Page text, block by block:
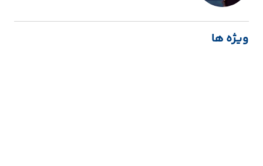
ویژه ها